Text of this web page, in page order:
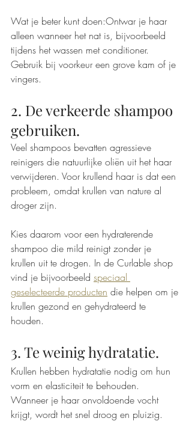
Wat je beter kunt doen:Ontwar je haar
alleen wanneer het nat is, bijvoorbeeld
tijdens het wassen met conditioner.
Gebruik bij voorkeur een grove kam of je
vingers.
2. De verkeerde shampoo
gebruiken.
Veel shampoos bevatten agressieve
reinigers die natuurlijke oliën uit het haar
verwijderen. Voor krullend haar is dat een
probleem, omdat krullen van nature al
droger zijn.
Kies daarom voor een hydraterende
shampoo die mild reinigt zonder je
krullen uit te drogen. In de Curlable shop
vind je bijvoorbeeld speciaal
geselecteerde producten die helpen om je
krullen gezond en gehydrateerd te
houden.
3. Te weinig hydratatie.
Krullen hebben hydratatie nodig om hun
vorm en elasticiteit te behouden.
Wanneer je haar onvoldoende vocht
krijgt, wordt het snel droog en pluizig.